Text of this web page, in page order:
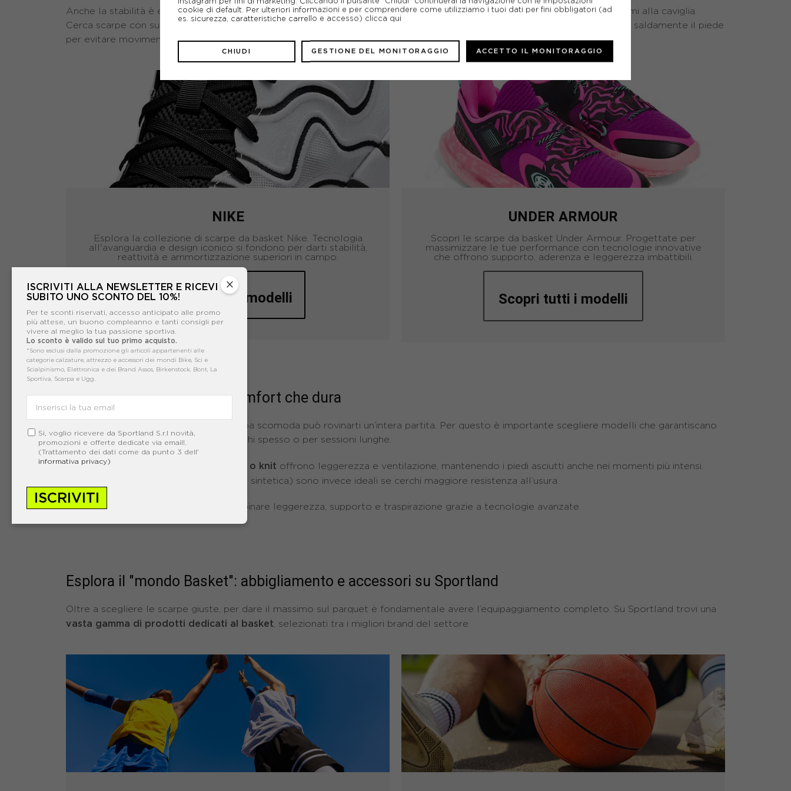
Anche la stabilità è essenziale, soprattutto per i giocatori che tendono a fare tagli laterali rapidi o che hanno avuto problemi alla caviglia.
Cerca scarpe con suole larghe, struttura avvolgente e collarino ben imbottito. Il sistema di allacciatura dovrebbe bloccare saldamente il piede
per evitare movimenti interni.
NIKE
Esplora la collezione di scarpe da basket Nike. Tecnologia
all'avanguardia e design iconico si fondono per darti stabilità,
reattività e ammortizzazione superiori in campo.
Scopri tutti i modelli
UNDER ARMOUR
Scopri le scarpe da basket Under Armour. Progettate per
massimizzare le tue performance con tecnologie innovative
che offrono supporto, aderenza e leggerezza imbattibili.
Scopri tutti i modelli
Materiali e traspirabilità: comfort che dura
Il comfort non è un dettaglio: una scarpa scomoda può rovinarti un’intera partita. Per questo è importante scegliere modelli che garantiscano
buona traspirabilità, soprattutto se giochi spesso o per sessioni lunghe.
Le scarpe con tomaia in mesh tecnico o knit offrono leggerezza e ventilazione, mantenendo i piedi asciutti anche nei momenti più intensi.
(come la pelle sintetica) sono invece ideali se cerchi maggiore resistenza all’usura.
Molti modelli moderni riescono a combinare leggerezza, supporto e traspirazione grazie a tecnologie avanzate.
Esplora il "mondo Basket": abbigliamento e accessori su Sportland
Oltre a scegliere le scarpe giuste, per dare il massimo sul parquet è fondamentale avere l’equipaggiamento completo. Su Sportland trovi una
vasta gamma di prodotti dedicati al basket , selezionati tra i migliori brand del settore.
×
ISCRIVITI ALLA NEWSLETTER E RICEVI
SUBITO UNO SCONTO DEL 10%!
Per te sconti riservati, accesso anticipato alle promo
più attese, un buono compleanno e tanti consigli per
vivere al meglio la tua passione sportiva.
Lo sconto è valido sul tuo primo acquisto.
*Sono esclusi dalla promozione gli articoli appartenenti alle
categorie calzature, attrezzo e accessori dei mondi Bike, Sci e
Scialpinismo, Elettronica e dei Brand Assos, Birkenstock, Bont, La
Sportiva, Scarpa e Ugg.
Si, voglio ricevere da Sportland S.r.l novità,
promozioni e offerte dedicate via email!.
(Trattamento dei dati come da punto 3 dell'
informativa privacy)
ISCRIVITI
cookie di default. Per ulteriori informazioni e per comprendere come utilizziamo i tuoi dati per fini obbligatori (ad
es. sicurezza, caratteristiche carrello e accesso) clicca qui
CHIUDI GESTIONE DEL MONITORAGGIO ACCETTO IL MONITORAGGIO